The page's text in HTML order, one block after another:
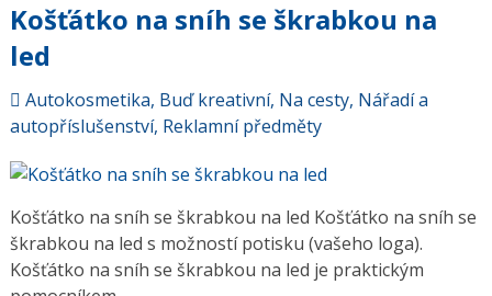
Košťátko na sníh se škrabkou na
led
Autokosmetika, Buď kreativní, Na cesty, Nářadí a
autopříslušenství, Reklamní předměty
Košťátko na sníh se škrabkou na led Košťátko na sníh se
škrabkou na led s možností potisku (vašeho loga).
Košťátko na sníh se škrabkou na led je praktickým